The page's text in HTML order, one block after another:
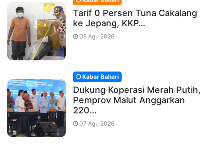
Tarif 0 Persen Tuna Cakalang
ke Jepang, KKP…
08 Agu 2026
Kabar Bahari
Dukung Koperasi Merah Putih,
Pemprov Malut Anggarkan
220…
07 Agu 2026